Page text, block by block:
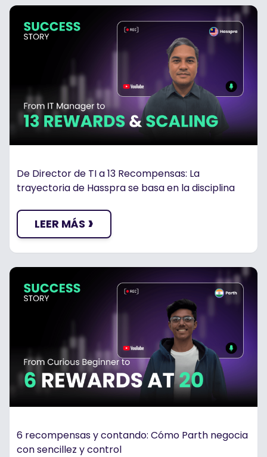
De Director de TI a 13 Recompensas: La
trayectoria de Hasspra se basa en la disciplina
LEER MÁS ›
6 recompensas y contando: Cómo Parth negocia
con sencillez y control